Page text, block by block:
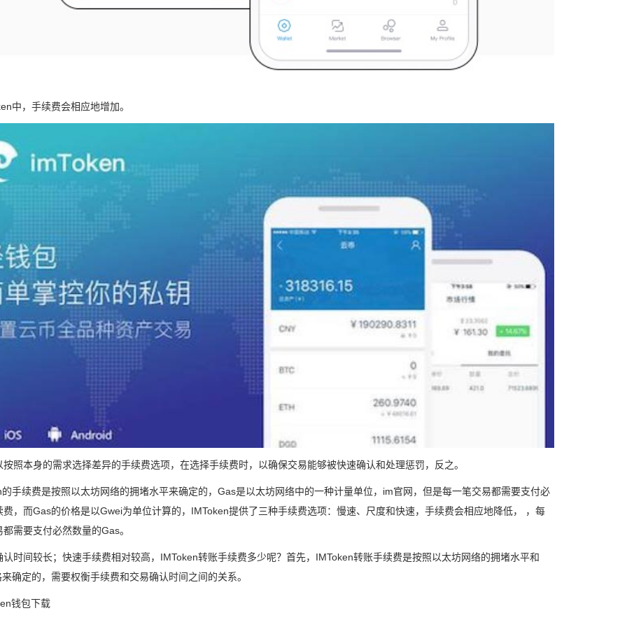
中，手续费会相应地增加。
按照本身的需求选择差异的手续费选项，在选择手续费时，以确保交易能够被快速确认和处理惩罚，反之。
手续费是按照以太坊网络的拥堵水平来确定的，Gas是以太坊网络中的一种计量单位，im官网，但是每一笔交易都需要支付必
费，而Gas的价格是以Gwei为单位计算的，IMToken提供了三种手续费选项：慢速、尺度和快速，手续费会相应地降低， ，每
需要支付必然数量的Gas。
认时间较长；快速手续费相对较高，IMToken转账手续费多少呢？首先，IMToken转账手续费是按照以太坊网络的拥堵水平和
确定的，需要权衡手续费和交易确认时间之间的关系。
钱包下载